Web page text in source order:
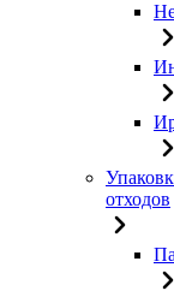
отходов